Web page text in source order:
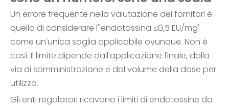
Un errore frequente nella valutazione dei fornitori è
quello di considerare l''endotossina ≤0,5 EU/mg'
come un'unica soglia applicabile ovunque. Non è
così. Il limite dipende dall'applicazione finale, dalla
via di somministrazione e dal volume della dose per
utilizzo.
Gli enti regolatori ricavano i limiti di endotossine da